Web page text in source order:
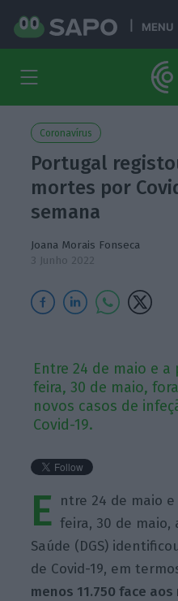
MENU
Coronavírus
Portugal
mortes por
semana
Joana Morais Fonseca
3 Junho 2022
Entre 24 de maio e
feira, 30 de maio,
novos casos de
Covid-19.
E ntre 24 de maio
feira, 30 de maio,
Saúde (DGS)
de Covid-19, em
menos 11.750 face